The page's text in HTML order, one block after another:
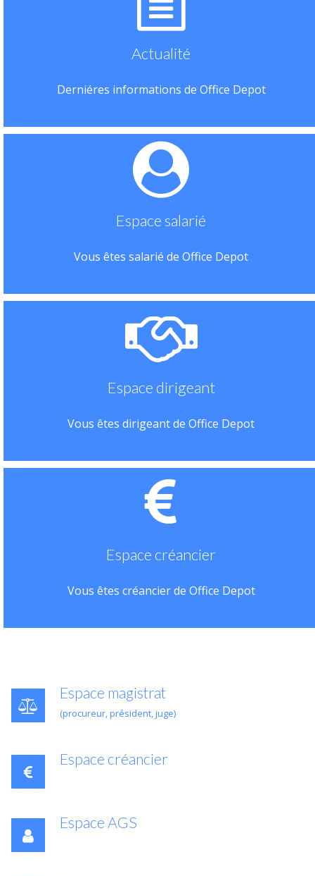
Actualité
Derniéres informations de Office Depot
Espace salarié
Vous êtes salarié de Office Depot
Espace dirigeant
Vous êtes dirigeant de Office Depot
Espace créancier
Vous êtes créancier de Office Depot
Espace magistrat
(procureur, président, juge)
Espace créancier
Espace AGS